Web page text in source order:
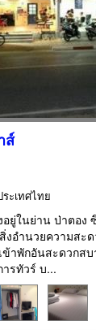
ส์
ะเทศไทย
อยู่ในย่าน ป่าตอ
งอำนวยความสะ
าพักอันสะดวกส
รทัวร์ บ...